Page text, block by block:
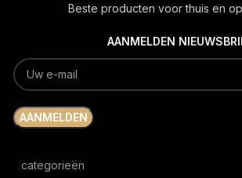
Beste producten voor thuis en
AANMELDEN
categorieën